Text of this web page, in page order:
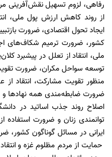
رفاهی، لزوم تسهیل نقش‌آفرینی
از روند کاهش ارزش پول ملی،
ایجاد تحول اقتصادی، ضرورت
کشور، ضرورت ترمیم شکاف‌های
ملی، انتقاد از تعلل در پیشبرد
توسعه سواحل مکران، ضرورت
منظور تقویت مشارکت، انتقاد از
ضرورت ضابطه‌مندی همه نهادها
اصلاح روند جذب اساتید در
توانمندی زنان و ضرورت
ایرانی در مسائل گوناگون کشور،
حمایت از مردم مظلوم غزه و